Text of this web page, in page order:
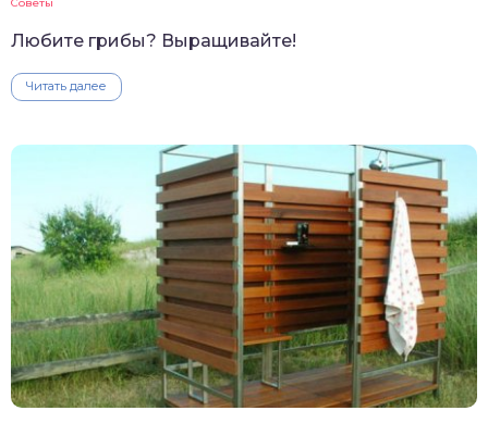
Любите грибы? Выращивайте!
Читать далее